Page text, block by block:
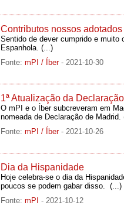
Contributos nossos
Sentido de dever cumprido e muito
Espanhola. (...)
Fonte: mPI / Íber - 2021-10-30
1ª Atualização da
O mPI e o Íber subcreveram em
nomeada de Declaração de Madrid.
Fonte: mPI / Íber - 2021-10-26
Dia da Hispanidade
Hoje celebra-se o dia da
poucos se podem gabar disso. (...)
Fonte: mPI - 2021-10-12